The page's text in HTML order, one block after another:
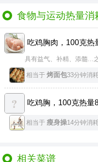
食物与运动热量消
吃鸡胸肉，100克热
具有益气、补精、添髓...
相当于 烤面包33分钟消
吃鸡胸，100克热量
相当于 瘦身操14分钟消
相关菜谱